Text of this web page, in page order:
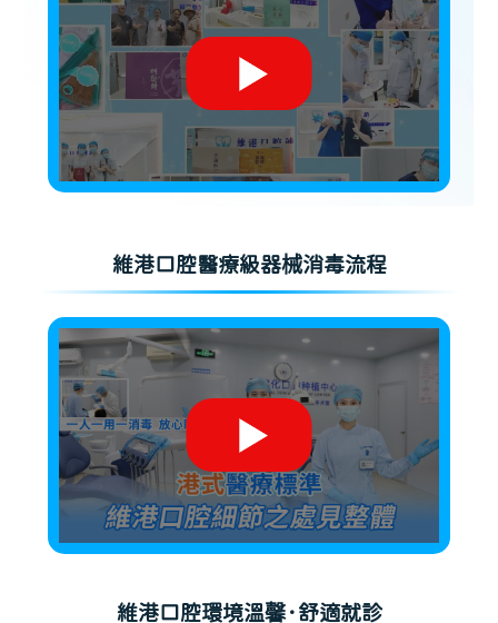
維港口腔醫療級器械消毒流程
維港口腔環境溫馨·舒適就診